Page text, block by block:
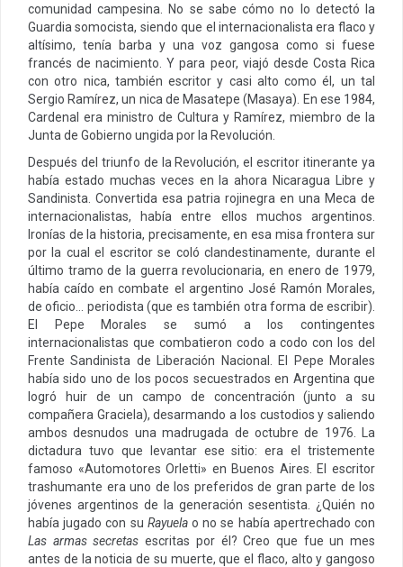
comunidad campesina. No se sabe cómo no lo detectó la
Guardia somocista, siendo que el internacionalista era flaco y
altísimo, tenía barba y una voz gangosa como si fuese
francés de nacimiento. Y para peor, viajó desde Costa Rica
con otro nica, también escritor y casi alto como él, un tal
Sergio Ramírez, un nica de Masatepe (Masaya). En ese 1984,
Cardenal era ministro de Cultura y Ramírez, miembro de la
Junta de Gobierno ungida por la Revolución.
Después del triunfo de la Revolución, el escritor itinerante ya
había estado muchas veces en la ahora Nicaragua Libre y
Sandinista. Convertida esa patria rojinegra en una Meca de
internacionalistas, había entre ellos muchos argentinos.
Ironías de la historia, precisamente, en esa misa frontera sur
por la cual el escritor se coló clandestinamente, durante el
último tramo de la guerra revolucionaria, en enero de 1979,
había caído en combate el argentino José Ramón Morales,
de oficio… periodista (que es también otra forma de escribir).
El Pepe Morales se sumó a los contingentes
internacionalistas que combatieron codo a codo con los del
Frente Sandinista de Liberación Nacional. El Pepe Morales
había sido uno de los pocos secuestrados en Argentina que
logró huir de un campo de concentración (junto a su
compañera Graciela), desarmando a los custodios y saliendo
ambos desnudos una madrugada de octubre de 1976. La
dictadura tuvo que levantar ese sitio: era el tristemente
famoso «Automotores Orletti» en Buenos Aires. El escritor
trashumante era uno de los preferidos de gran parte de los
jóvenes argentinos de la generación sesentista. ¿Quién no
había jugado con su Rayuelao no se había apertrechado con
Las armas secretas escritas por él? Creo que fue un mes
antes de la noticia de su muerte, que el flaco, alto y gangoso